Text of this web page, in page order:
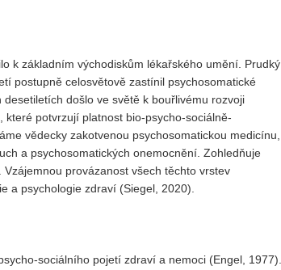
k základním východiskům lékařského umění. Prudký
postupně celosvětově zastínil psychosomatické
došlo ve světě k bouřlivému rozvoji
potvrzují platnost bio-psycho-sociálně-
vědecky zakotvenou psychosomatickou medicínu,
a psychosomatických onemocnění. Zohledňuje
provázanost všech těchto vrstev
a psychologie zdraví (Siegel, 2020).
sociálního pojetí zdraví a nemoci (Engel, 1977).